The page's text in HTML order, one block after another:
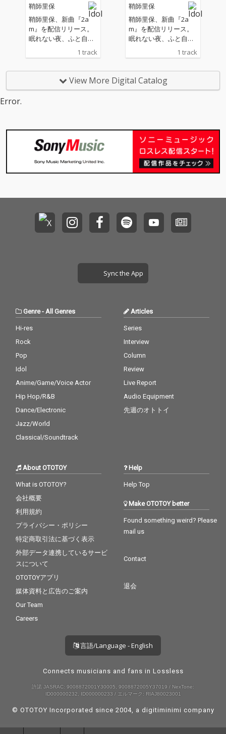
鞘師里保
鞘師里保、新曲『2a
m』を配信リリース。
眠れない夜、ふと自分
自身と向き合ってしま
う "午前2時” という時
れない想いや、答えの
出ない問いに向き合い
か」「本音ではどうし
たいのか」といった内
なる問いに向き合い続
ける、繊細かつリアル
共感性の高い一曲に仕
上がっている。サウン
ドは、R&B / オルタナ
ショナルでほのかな切
なさを帯びた世界観を
構築している。また本
も取り入れ、歌唱とリ
をより立体的に表現し
ている。作曲は、KATS
a、MAZZEL、Aile The
Shotaなど、国内外の
アーティストの作品を
手がけるTaka Perryが
ちゃんみな等への楽曲
提供でも知られるYwe
けている。
1 track
鞘師里保
鞘師里保、新曲『2a
m』を配信リリース。
眠れない夜、ふと自分
自身と向き合ってしま
う "午前2時” という時
れない想いや、答えの
出ない問いに向き合い
「本当の自分は何なの
か」「本音ではどうし
たいのか」といった内
なる問いに向き合い続
ける、繊細かつリアル
共感性の高い一曲に仕
上がっている。サウン
ドは、R&B / オルタナ
ーミーなシンセと空間
的なビートが、深夜の
ショナルでほのかな切
なさを帯びた世界観を
構築している。また本
も取り入れ、歌唱とリ
ズミカルなフローを行
き来することで、感情
をより立体的に表現し
ている。作曲は、KATS
a、MAZZEL、Aile The
ちゃんみな等への楽曲
提供でも知られるYwe
（Yui Mugino）が手が
けている。
1 track
View More Digital Catalog
Error.
Sync the App
Genre- All Genres
Hi-res
Rock
Pop
Idol
Anime/Game/Voice Actor
Hip Hop/R&B
Dance/Electronic
Jazz/World
Classical/Soundtrack
Articles
Series
Interview
Column
Review
Live Report
Audio Equipment
先週のオトトイ
About OTOTOY
What is OTOTOY?
会社概要
利用規約
プライバシー・ポリシー
特定商取引法に基づく表示
外部データ連携しているサービ
スについて
OTOTOYアプリ
媒体資料と広告のご案内
Our Team
Careers
Help
Help Top
Make OTOTOY better
Found something weird? Please
mail us
Contact
退会
言語/Language - English
Connects musicians and fans in Lossless
許諾 JASRAC: 9008872001Y30005, 9008872005Y37019 / NexTone:
ID000000232, ID000000233 / エルマーク: RIAJ80023001
© OTOTOY Incorporated since 2004, a digitiminimi company